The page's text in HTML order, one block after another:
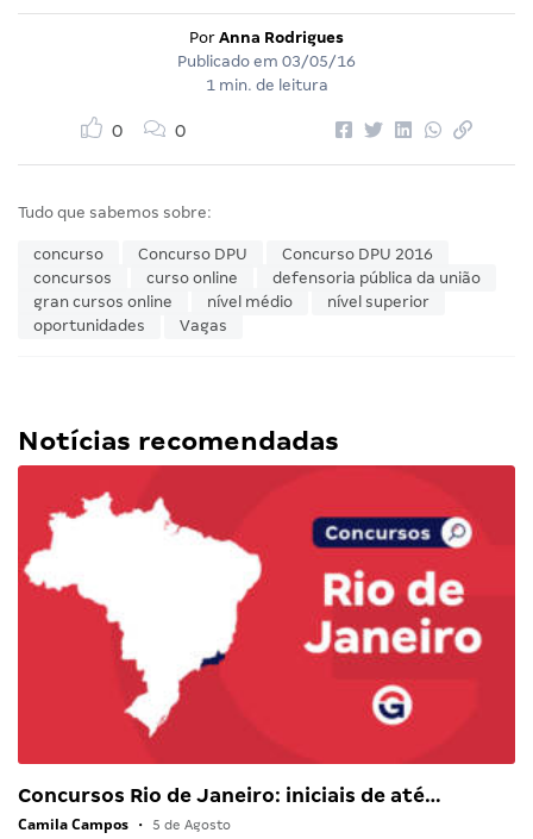
Por Anna Rodrigues
Publicado em 03/05/16
1 min. de leitura
0 0
Tudo que sabemos sobre:
concurso Concurso DPU
Concurso DPU 2016
concursos
curso online
defensoria pública da união
gran cursos online
nível médio
nível superior
oportunidades
Vagas
Notícias recomendadas
Concursos Rio de Janeiro: iniciais de até…
Camila Campos • 5 de Agosto